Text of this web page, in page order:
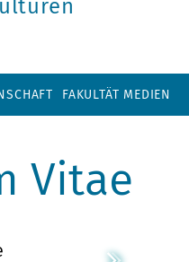
FAKULTÄT MEDIEN
Vitae